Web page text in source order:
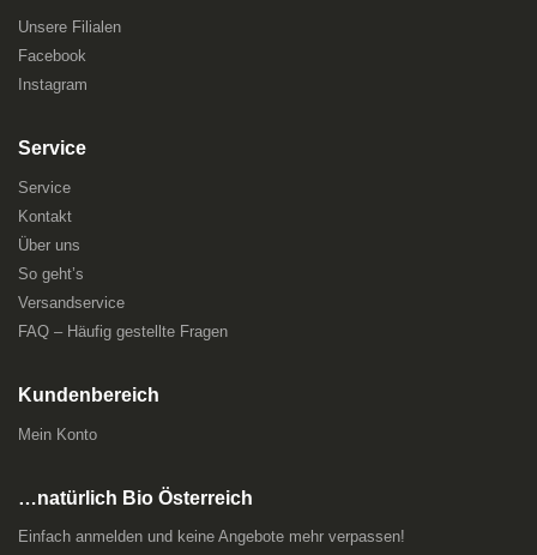
Unsere Filialen
Facebook
Instagram
Service
Service
Kontakt
Über uns
So geht’s
Versandservice
FAQ – Häufig gestellte Fragen
Kundenbereich
Mein Konto
…natürlich Bio Österreich
Einfach anmelden und keine Angebote mehr verpassen!